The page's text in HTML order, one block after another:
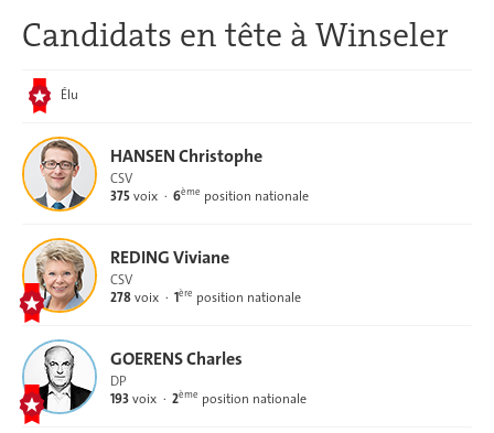
Candidats en tête à Winseler
Élu
HANSEN Christophe
CSV
375voix 6ème position nationale
REDING Viviane
CSV
278voix 1ère position nationale
GOERENS Charles
DP
193voix 2ème position nationale